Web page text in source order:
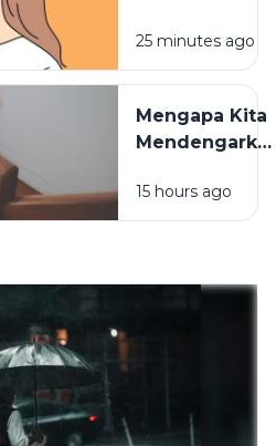
Waktu
Konsumsinya
Berpengaruh
25 minutes ago
Mengapa Kita
Saat Hati
Sedang
15 hours ago